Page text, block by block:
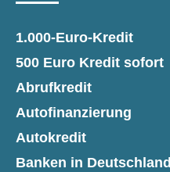
1.000-Euro-Kredit
500 Euro Kredit sofort
Abrufkredit
Autofinanzierung
Autokredit
Banken in Deutschland